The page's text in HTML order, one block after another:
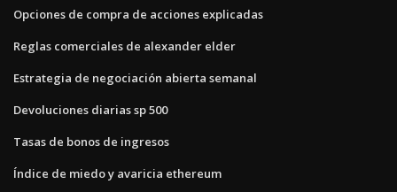
Opciones de compra de acciones explicadas
Reglas comerciales de alexander elder
Estrategia de negociación abierta semanal
Devoluciones diarias sp 500
Tasas de bonos de ingresos
Índice de miedo y avaricia ethereum